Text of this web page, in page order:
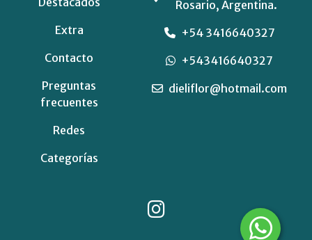
Extra
Contacto
Preguntas
frecuentes
Redes
Categorías
Rosario, Argentina.
+54 3416640327
+543416640327
dieliflor@hotmail.com